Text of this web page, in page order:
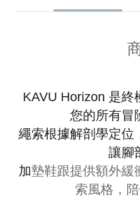
KAVU Horizo​​n 是終
您的所有冒
繩索根據解剖學定位
讓腳
加墊鞋跟提供額外緩
索風格，